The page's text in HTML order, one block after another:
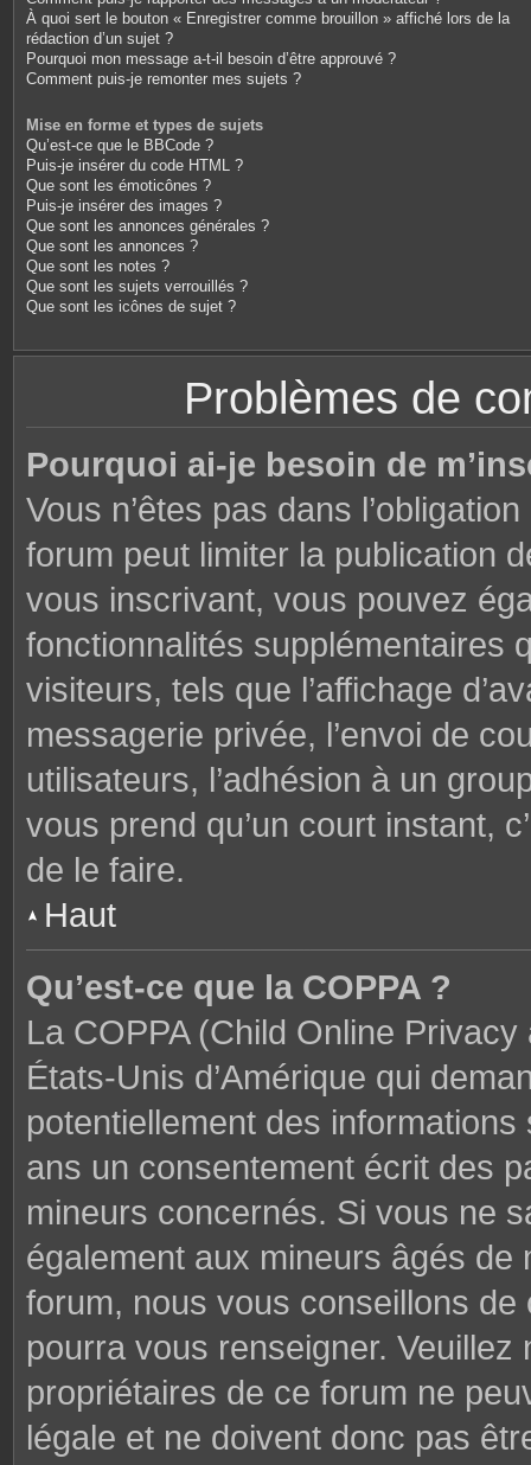
À quoi sert le bouton « Enregistrer comme brouillon » affiché lors de la
rédaction d’un sujet ?
Pourquoi mon message a-t-il besoin d’être approuvé ?
Comment puis-je remonter mes sujets ?
Mise en forme et types de sujets
Qu’est-ce que le BBCode ?
Puis-je insérer du code HTML ?
Que sont les émoticônes ?
Puis-je insérer des images ?
Que sont les annonces générales ?
Que sont les annonces ?
Que sont les notes ?
Que sont les sujets verrouillés ?
Que sont les icônes de sujet ?
Problèmes de
Pourquoi ai-je besoin de
Vous n’êtes pas dans
forum peut limiter la publication
vous inscrivant, vous pouvez
fonctionnalités supplémentaires
visiteurs, tels que l’affichage
messagerie privée, l’envoi de
utilisateurs, l’adhésion à un
vous prend qu’un court instant,
de le faire.
Haut
Qu’est-ce que la COPPA ?
La COPPA (Child Online
États-Unis d’Amérique qui
potentiellement des
ans un consentement écrit des
mineurs concernés. Si vous ne
également aux mineurs âgés
forum, nous vous conseillons
pourra vous renseigner.
propriétaires de ce forum ne
légale et ne doivent donc pas